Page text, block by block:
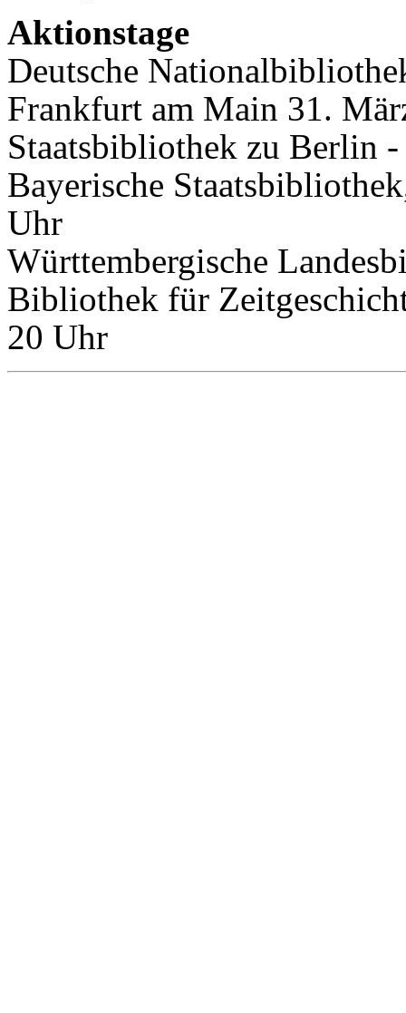
Aktionstage
Deutsche
Frankfurt am Main 31.
Staatsbibliothek zu Berlin
Bayerische
Uhr
Württembergische
Bibliothek für
20 Uhr